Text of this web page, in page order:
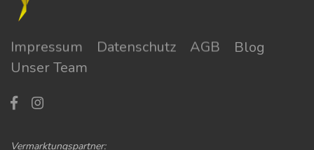
Impressum Datenschutz AGB
Blog
Unser Team
Vermarktungspartner: